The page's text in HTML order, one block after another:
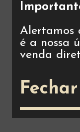
O Azeite Extra
pratos, sendo
sabor marcante e
VAI BEM COM
Pratos do dia a dia.
Alertamos
é a nossa
venda
Fechar